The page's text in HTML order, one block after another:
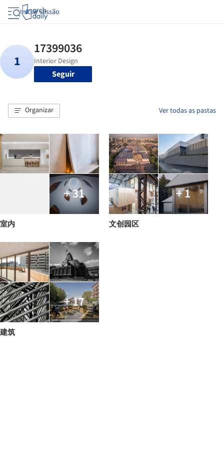
Iniciar sessão
Seguir
Organizar Ver todas as pastas
+ 31
室内
+ 1
文创园区
+ 17
建筑